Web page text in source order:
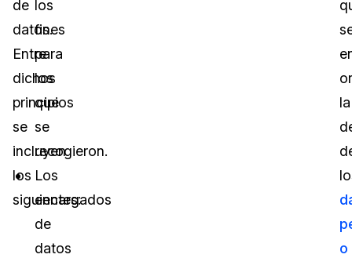
de
datos.
Entre
dichos
principios
se
incluyen
los
siguientes:
los
fines
para
los
que
se
recogieron.
Los
encargados
de
datos
la
o